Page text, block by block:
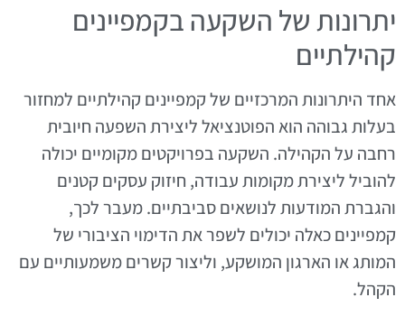
יתרונות של השקעה בקמפיינים
קהילתיים
אחד היתרונות המרכזיים של קמפיינים קהילתיים למחזור
בעלות גבוהה הוא הפוטנציאל ליצירת השפעה חיובית
רחבה על הקהילה. השקעה בפרויקטים מקומיים יכולה
להוביל ליצירת מקומות עבודה, חיזוק עסקים קטנים
והגברת המודעות לנושאים סביבתיים. מעבר לכך,
קמפיינים כאלה יכולים לשפר את הדימוי הציבורי של
המותג או הארגון המושקע, וליצור קשרים משמעותיים עם
הקהל.